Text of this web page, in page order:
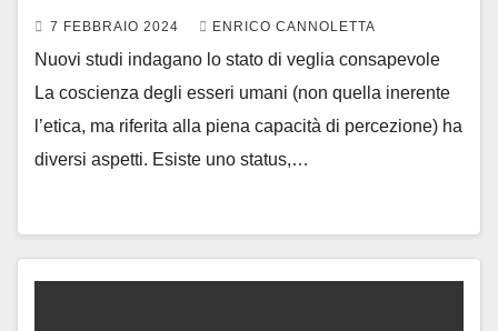
7 FEBBRAIO 2024 ENRICO CANNOLETTA
Nuovi studi indagano lo stato di veglia consapevole
La coscienza degli esseri umani (non quella inerente
l’etica, ma riferita alla piena capacità di percezione) ha
diversi aspetti. Esiste uno status,…